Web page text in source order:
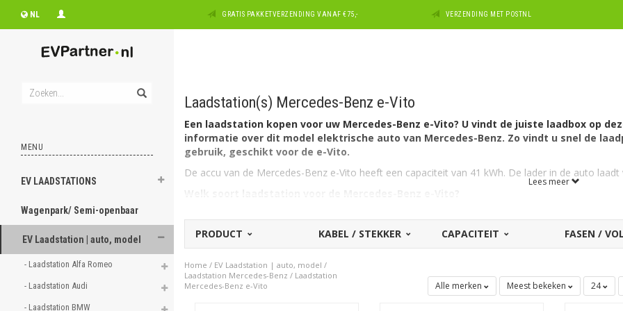
NL GRATIS PAKKETVERZENDING VANAF €75,- VERZENDING MET POSTNL
MENU
EV LAADSTATIONS
Wagenpark/ Semi-openbaar
EV Laadstation | auto, model
- Laadstation Alfa Romeo
- Laadstation Audi
- Laadstation BMW
Laadstation(s) Mercedes-Benz e-Vito
Een laadstation kopen voor uw Mercedes-Benz e-Vito? U vindt de juiste laadbox op
informatie over dit model elektrische auto van Mercedes-Benz. Zo vindt u snel de
gebruik, geschikt voor de e-Vito.
De accu van de Mercedes-Benz e-Vito heeft een capaciteit van 41 kWh. De lader in de auto
EV Laadbox Type 2, 1 fase, 32A geschikt.
Op zoek naar een laadpaal voor een andere Mercedes-Benz?Zie dan ons overzicht met
voor alle automerken. Of kijk als vermeld direct hieronder voor alle laadboxen die geschikt zijn
Vito.
Lees meer
PRODUCT KABEL / STEKKER CAPACITEIT FASEN /
Home / EV Laadstation | auto, model /
Laadstation Mercedes-Benz / Laadstation
Mercedes-Benz e-Vito
Alle merken Meest bekeken 24